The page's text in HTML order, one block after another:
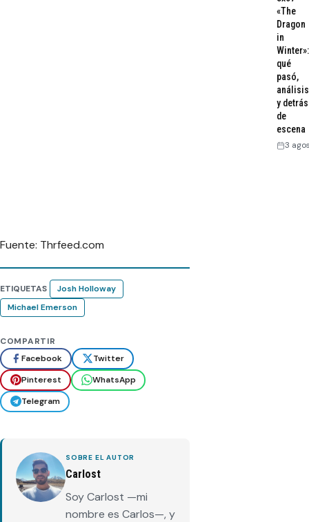
Fuente: Thrfeed.com
ETIQUETAS
Josh Holloway
Michael Emerson
COMPARTIR
Facebook
Twitter
Pinterest
WhatsApp
Telegram
SOBRE EL AUTOR
Carlost
Soy Carlost —mi
nombre es Carlos—, y
«The
Dragon
in
Winter»:
qué
pasó,
análisis
y detrás
de
escena
3